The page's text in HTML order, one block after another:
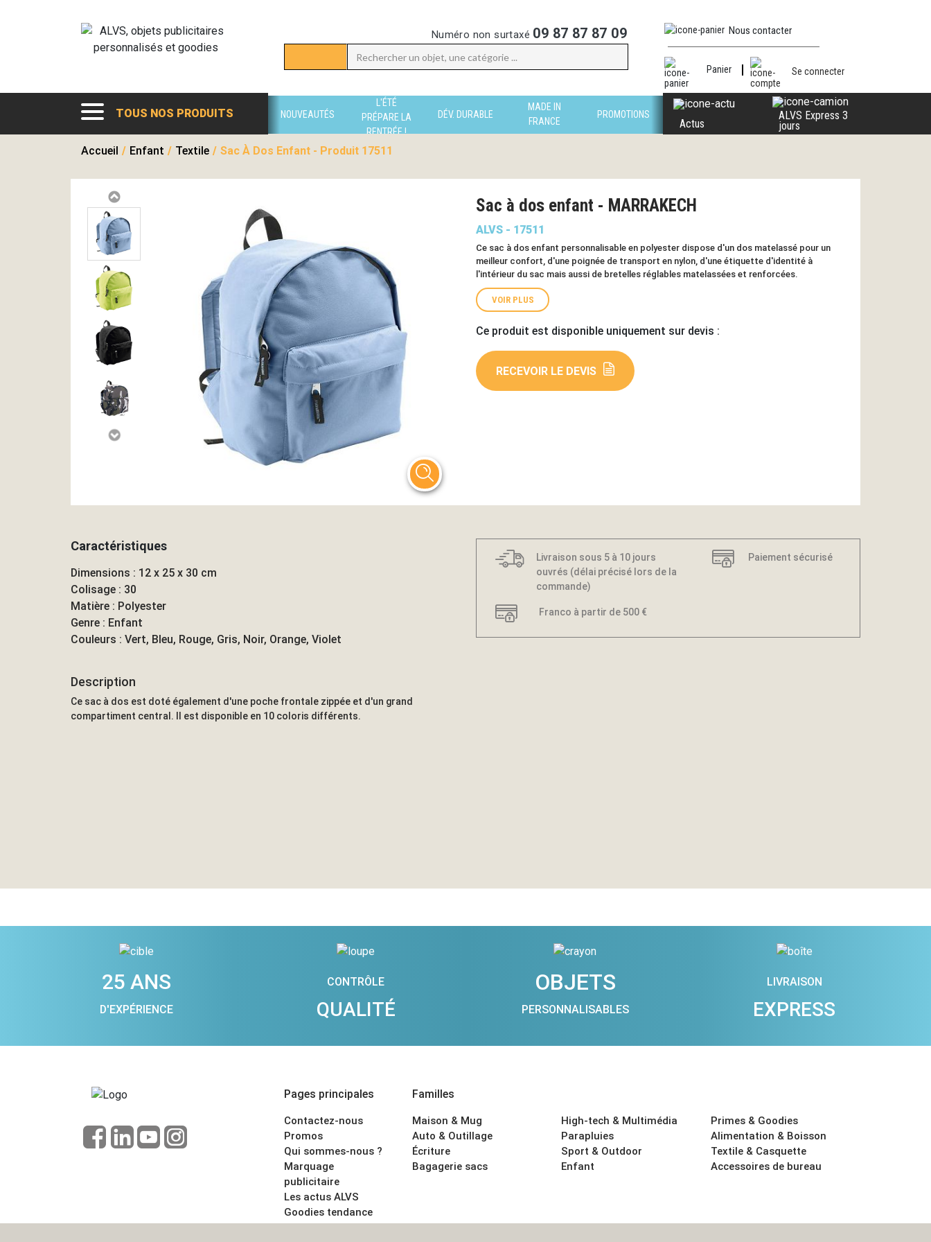
Numéro non surtaxé 09 87 87 87 09 Nous contacter
Panier Se connecter
TOUS NOS PRODUITS NOUVEAUTÉS
L'ÉTÉ
PRÉPARE LA
RENTRÉE !
DÉV. DURABLE
MADE IN
FRANCE
PROMOTIONS
Actus
ALVS Express 3
jours
Accueil / Enfant / Textile / Sac À Dos Enfant - Produit 17511
Sac à dos enfant - MARRAKECH
ALVS - 17511
Ce sac à dos enfant personnalisable en polyester dispose d'un dos matelassé pour un
meilleur confort, d'une poignée de transport en nylon, d'une étiquette d'identité à
l'intérieur du sac mais aussi de bretelles réglables matelassées et renforcées.
VOIR PLUS
Ce produit est disponible uniquement sur devis :
RECEVOIR LE DEVIS
Caractéristiques
Dimensions : 12 x 25 x 30 cm
Colisage : 30
Matière : Polyester
Genre : Enfant
Couleurs : Vert, Bleu, Rouge, Gris, Noir, Orange, Violet
Description
Ce sac à dos est doté également d'une poche frontale zippée et d'un grand
compartiment central. Il est disponible en 10 coloris différents.
Livraison sous 5 à 10 jours
ouvrés (délai précisé lors de la
commande)
Paiement sécurisé
Franco à partir de 500 €
25 ANS
D'EXPÉRIENCE
CONTRÔLE
QUALITÉ
OBJETS
PERSONNALISABLES
LIVRAISON
EXPRESS
Pages principales
Contactez-nous
Promos
Qui sommes-nous ?
Marquage
publicitaire
Les actus ALVS
Goodies tendance
CGV
Familles
Maison & Mug
Auto & Outillage
Écriture
Bagagerie sacs
High-tech & Multimédia
Parapluies
Sport & Outdoor
Enfant
Primes & Goodies
Alimentation & Boisson
Textile & Casquette
Accessoires de bureau